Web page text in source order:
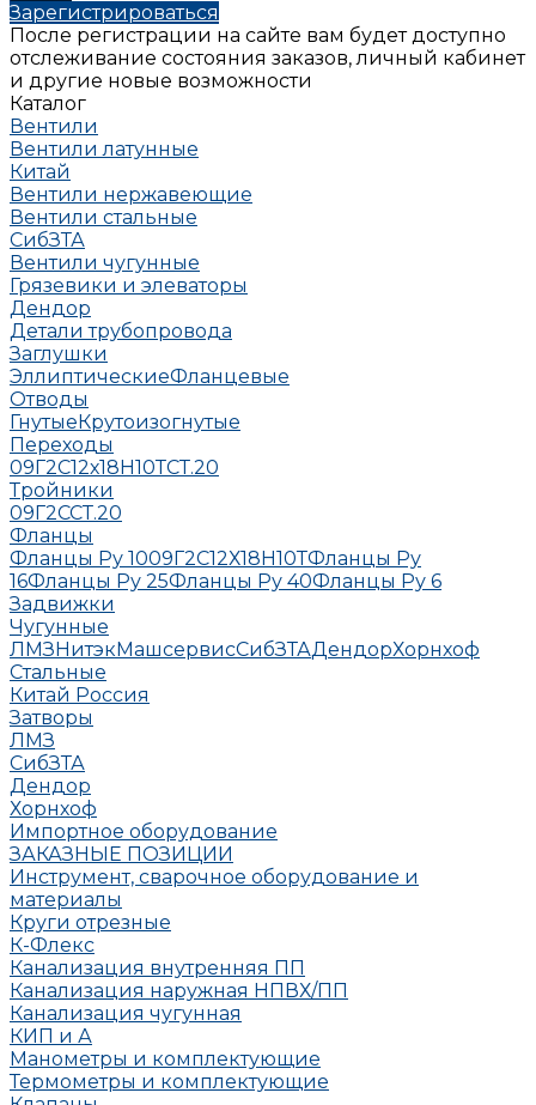
Зарегистрироваться
После регистрации на сайте вам будет доступно
отслеживание состояния заказов, личный кабинет
и другие новые возможности
Каталог
Вентили
Вентили латунные
Китай
Вентили нержавеющие
Вентили стальные
СибЗТА
Вентили чугунные
Грязевики и элеваторы
Дендор
Детали трубопровода
Заглушки
ЭллиптическиеФланцевые
Отводы
ГнутыеКрутоизогнутые
Переходы
09Г2С12х18Н10ТСТ.20
Тройники
09Г2ССТ.20
Фланцы
Фланцы Ру 1009Г2С12Х18Н10ТФланцы Ру
16Фланцы Ру 25Фланцы Ру 40Фланцы Ру 6
Задвижки
Чугунные
ЛМЗНитэкМашсервисСибЗТАДендорХорнхоф
Стальные
Китай Россия
Затворы
ЛМЗ
СибЗТА
Дендор
Хорнхоф
Импортное оборудование
ЗАКАЗНЫЕ ПОЗИЦИИ
Инструмент, сварочное оборудование и
материалы
Круги отрезные
К-Флекс
Канализация внутренняя ПП
Канализация наружная НПВХ/ПП
Канализация чугунная
КИП и А
Манометры и комплектующие
Термометры и комплектующие